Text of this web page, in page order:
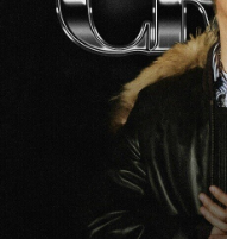
с
Ждем беседу об
Николаса
и
Обсудим, как
смыслом, а
и жестокой